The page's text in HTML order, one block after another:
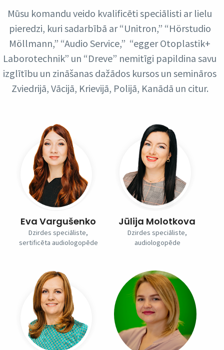
Mūsu komandu veido kvalificēti speciālisti ar lielu
pieredzi, kuri sadarbībā ar “Unitron,” “Hörstudio
Möllmann,” “Audio Service,” “egger Otoplastik+
Laborotechnik” un “Dreve” nemitīgi papildina savu
izglītību un zināšanas dažādos kursos un semināros
Zviedrijā, Vācijā, Krievijā, Polijā, Kanādā un citur.
Eva Vargušenko
Dzirdes speciāliste,
sertificēta audiologopēde
Jūlija Molotkova
Dzirdes speciāliste,
audiologopēde